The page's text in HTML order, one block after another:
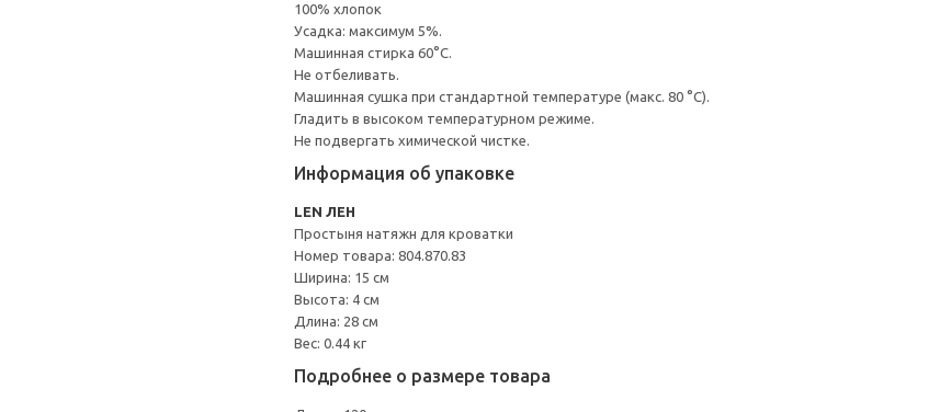
100% хлопок
Усадка: максимум 5%.
Машинная стирка 60°С.
Не отбеливать.
Машинная сушка при стандартной температуре (макс. 80 °C).
Гладить в высоком температурном режиме.
Не подвергать химической чистке.
Информация об упаковке
LEN ЛЕН
Простыня натяжн для кроватки
Номер товара: 804.870.83
Ширина: 15 см
Высота: 4 см
Длина: 28 см
Вес: 0.44 кг
Подробнее о размере товара